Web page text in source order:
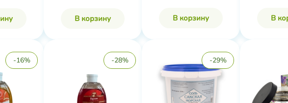
В корзину В корзину В
-16% -28% -29%